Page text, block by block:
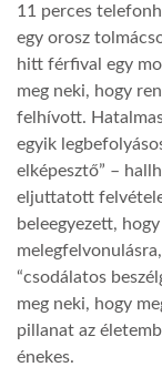
11 perces
egy orosz
hitt férfival egy
meg neki, hogy
felhívott.
egyik
elképesztő” –
eljuttatott
beleegyezett,
“csodálatos
meg neki, hogy
pillanat az
énekes.